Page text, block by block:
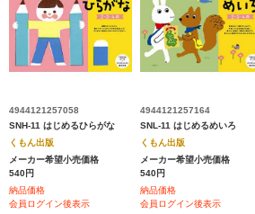
4944121257058
SNH-11 はじめるひらがな
くもん出版
メーカー希望小売価格
540円
納品価格
会員ログイン後表示
4944121257164
SNL-11 はじめるめいろ
くもん出版
メーカー希望小売価格
540円
納品価格
会員ログイン後表示